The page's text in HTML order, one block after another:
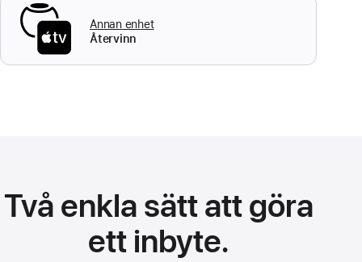
Annan enhet
Återvinn
Två enkla sätt att göra
ett inbyte.